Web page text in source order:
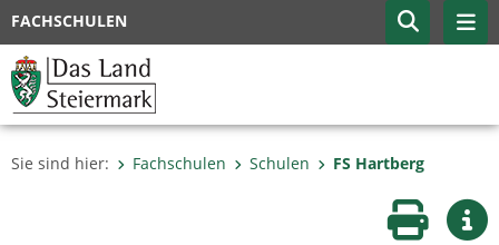
FACHSCHULEN
Sie sind hier: Fachschulen Schulen FS Hartberg
Seite